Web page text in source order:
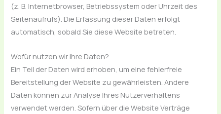
(z. B. Internetbrowser, Betriebssystem oder Uhrzeit des
Seitenaufrufs). Die Erfassung dieser Daten erfolgt
automatisch, sobald Sie diese Website betreten.
Wofür nutzen wir Ihre Daten?
Ein Teil der Daten wird erhoben, um eine fehlerfreie
Bereitstellung der Website zu gewährleisten. Andere
Daten können zur Analyse Ihres Nutzerverhaltens
verwendet werden. Sofern über die Website Verträge